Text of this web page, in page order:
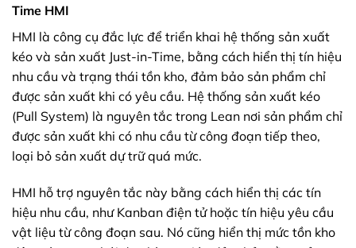
Time HMI
HMI là công cụ đắc lực để triển khai hệ thống sản xuất
kéo và sản xuất Just-in-Time, bằng cách hiển thị tín hiệu
nhu cầu và trạng thái tồn kho, đảm bảo sản phẩm chỉ
được sản xuất khi có yêu cầu. Hệ thống sản xuất kéo
(Pull System) là nguyên tắc trong Lean nơi sản phẩm chỉ
được sản xuất khi có nhu cầu từ công đoạn tiếp theo,
loại bỏ sản xuất dự trữ quá mức.
HMI hỗ trợ nguyên tắc này bằng cách hiển thị các tín
hiệu nhu cầu, như Kanban điện tử hoặc tín hiệu yêu cầu
vật liệu từ công đoạn sau. Nó cũng hiển thị mức tồn kho